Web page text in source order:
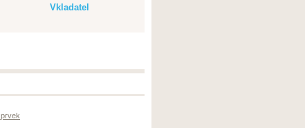
Vkladatel